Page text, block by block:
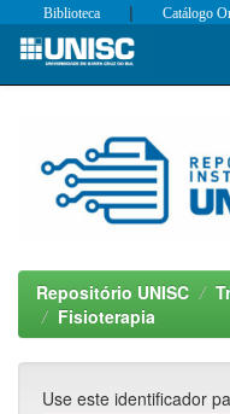
Skip
Biblioteca | Catálogo
Repositório UNISC
Fisioterapia
Use este identificador